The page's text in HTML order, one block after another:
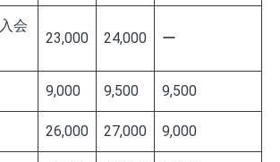
会
23,000 24,000 ー
9,000 9,500 9,500
26,000 27,000 9,000